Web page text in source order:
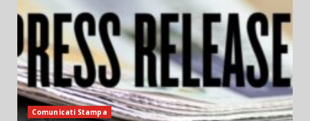
Comunicati Stampa